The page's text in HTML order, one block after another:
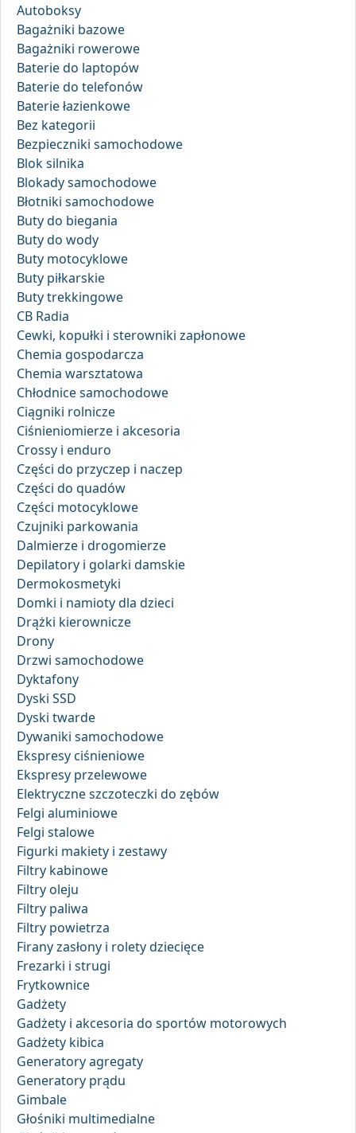
Autoboksy
Bagażniki bazowe
Bagażniki rowerowe
Baterie do laptopów
Baterie do telefonów
Baterie łazienkowe
Bez kategorii
Bezpieczniki samochodowe
Blok silnika
Blokady samochodowe
Błotniki samochodowe
Buty do biegania
Buty do wody
Buty motocyklowe
Buty piłkarskie
Buty trekkingowe
CB Radia
Cewki, kopułki i sterowniki zapłonowe
Chemia gospodarcza
Chemia warsztatowa
Chłodnice samochodowe
Ciągniki rolnicze
Ciśnieniomierze i akcesoria
Crossy i enduro
Części do przyczep i naczep
Części do quadów
Części motocyklowe
Czujniki parkowania
Dalmierze i drogomierze
Depilatory i golarki damskie
Dermokosmetyki
Domki i namioty dla dzieci
Drążki kierownicze
Drony
Drzwi samochodowe
Dyktafony
Dyski SSD
Dyski twarde
Dywaniki samochodowe
Ekspresy ciśnieniowe
Ekspresy przelewowe
Elektryczne szczoteczki do zębów
Felgi aluminiowe
Felgi stalowe
Figurki makiety i zestawy
Filtry kabinowe
Filtry oleju
Filtry paliwa
Filtry powietrza
Firany zasłony i rolety dziecięce
Frezarki i strugi
Frytkownice
Gadżety
Gadżety i akcesoria do sportów motorowych
Gadżety kibica
Generatory agregaty
Generatory prądu
Gimbale
Głośniki multimedialne